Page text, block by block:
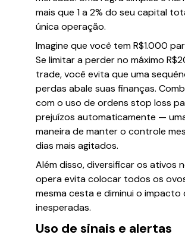
mais que 1 a 2% do seu capital
única operação.
Imagine que você tem R$1.000
Se limitar a perder no máximo
trade, você evita que uma
perdas abale suas finanças.
com o uso de ordens stop loss
prejuízos automaticamente —
maneira de manter o controle
dias mais agitados.
Além disso, diversificar os ativos
opera evita colocar todos os
mesma cesta e diminui o impacto
inesperadas.
Uso de sinais e alertas